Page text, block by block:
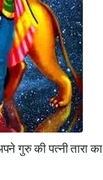
गुरु की पत्नी तारा का